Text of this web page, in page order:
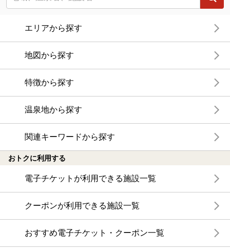
エリアから探す
地図から探す
特徴から探す
温泉地から探す
関連キーワードから探す
おトクに利用する
電子チケットが利用できる施設一覧
クーポンが利用できる施設一覧
おすすめ電子チケット・クーポン一覧